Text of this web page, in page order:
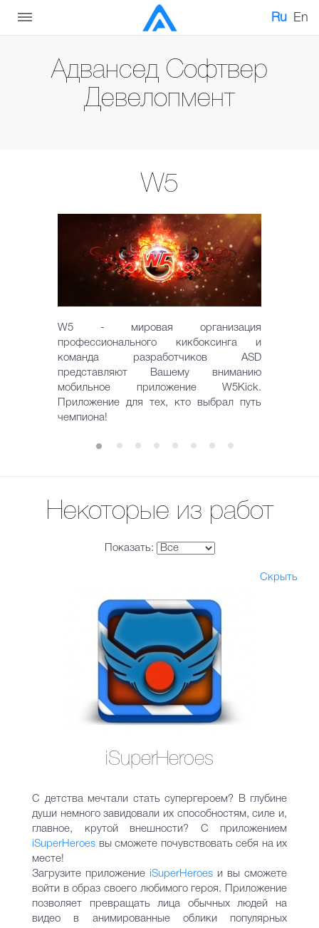
Ru En
Адвансед Софтвер
Девелопмент
W5
W5 - мировая организация
профессионального кикбоксинга и
команда разработчиков ASD
представляют Вашему вниманию
мобильное приложение W5Kick.
Приложение для тех, кто выбрал путь
чемпиона!
Некоторые из работ
Показать:
Скрыть
iSuperHeroes
С детства мечтали стать супергероем? В глубине
души немного завидовали их способностям, силе и,
главное, крутой внешности? С приложением
iSuperHeroеs вы сможете почувствовать себя на их
месте!
Загрузите приложение iSuperHeroеs и вы сможете
войти в образ своего любимого героя. Приложение
позволяет превращать лица обычных людей на
видео в анимированные облики популярных